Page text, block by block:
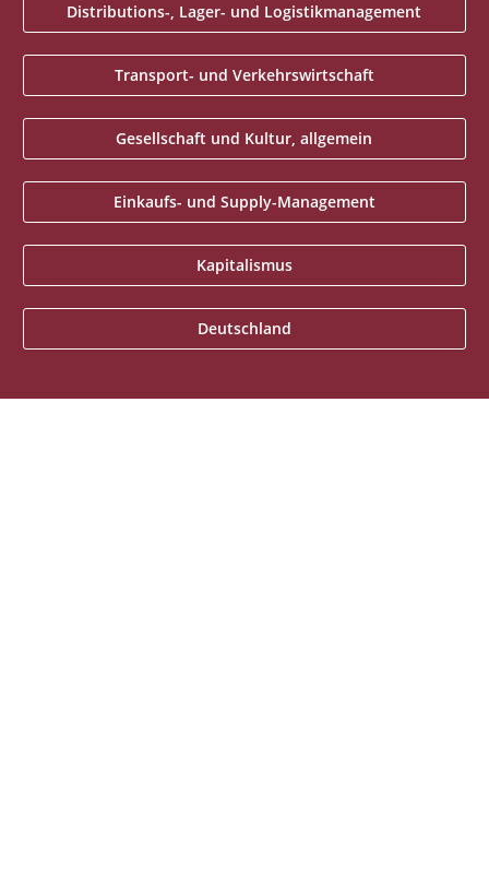
Distributions-, Lager- und Logistikmanagement
Transport- und Verkehrswirtschaft
Gesellschaft und Kultur, allgemein
Einkaufs- und Supply-Management
Kapitalismus
Deutschland